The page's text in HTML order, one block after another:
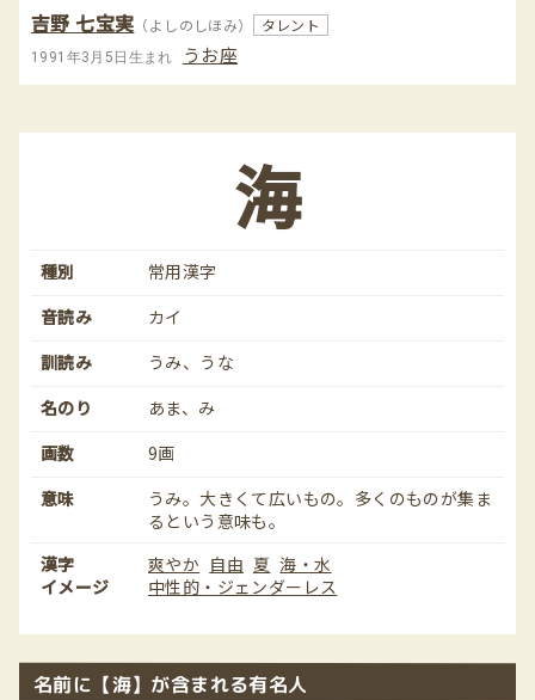
吉野 七宝実 （よしのしほみ） タレント
1991年3月5日生まれ うお座
海
種別
常用漢字
音読み
カイ
訓読み
うみ、うな
名のり
あま、み
画数
9画
意味
うみ。大きくて広いもの。多くのものが集ま
るという意味も。
漢字
イメージ
爽やか 自由 夏 海・水
中性的・ジェンダーレス
名前に【海】が含まれる有名人